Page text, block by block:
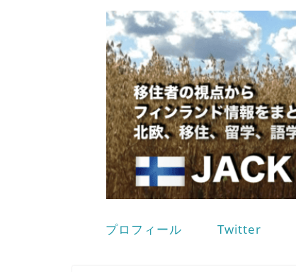
プロフィール Twitter